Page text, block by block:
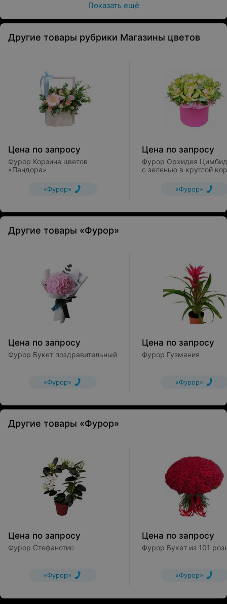
Показать ещё
Другие товары рубрики Магазины цветов
Цена по запросу
Фурор Корзина цветов
«Пандора»
«Фурор»
Цена по запросу
Фурор Орхидея
с зеленью в круглой
«Фурор»
Другие товары «Фурор»
Цена по запросу
Фурор Букет поздравительный
«Фурор»
Цена по запросу
Фурор Гузмания
«Фурор»
Другие товары «Фурор»
Цена по запросу
Фурор Стефанотис
«Фурор»
Цена по запросу
Фурор Букет из 101
«Фурор»